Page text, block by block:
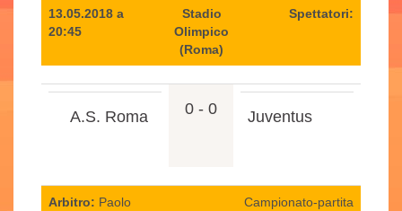
13.05.2018 a
20:45
Stadio
Olimpico
(Roma)
Spettatori:
A.S. Roma 0 - 0 Juventus
Arbitro: Paolo
Campionato-partita